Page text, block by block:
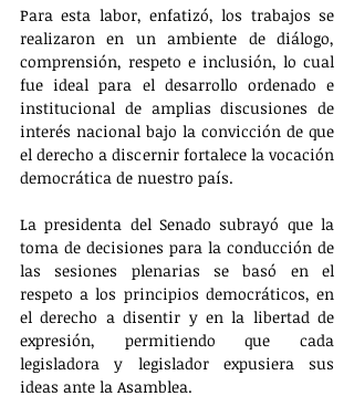
Para esta labor, enfatizó, los trabajos se
realizaron en un ambiente de diálogo,
comprensión, respeto e inclusión, lo cual
fue ideal para el desarrollo ordenado e
institucional de amplias discusiones de
interés nacional bajo la convicción de que
el derecho a discernir fortalece la vocación
democrática de nuestro país.
La presidenta del Senado subrayó que la
toma de decisiones para la conducción de
las sesiones plenarias se basó en el
respeto a los principios democráticos, en
el derecho a disentir y en la libertad de
expresión, permitiendo que cada
legisladora y legislador expusiera sus
ideas ante la Asamblea.